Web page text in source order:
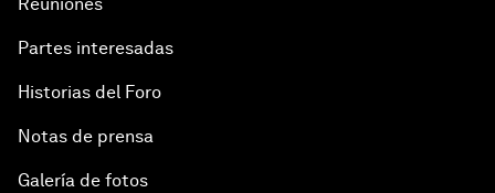
Reuniones
Partes interesadas
Historias del Foro
Notas de prensa
Galería de fotos